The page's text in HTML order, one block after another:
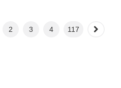
2 3 4 117